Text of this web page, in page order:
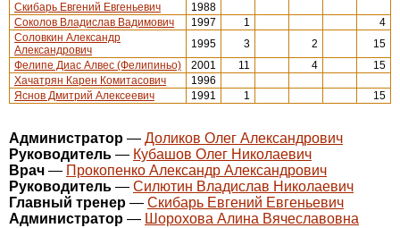
Скибарь Евгений Евгеньевич
1988
Соколов Владислав Вадимович
1997 1
4
Соловкин Александр
Александрович
1995 3 2
15
Фелипе Диас Алвес (Фелипиньо)
2001 11 4
15
Хачатрян Карен Комитасович
1996
Яснов Дмитрий Алексеевич
1991 1 15
Администратор — Доликов Олег Александрович
Руководитель — Кубашов Олег Николаевич
Врач — Прокопенко Александр Александрович
Руководитель — Силютин Владислав Николаевич
Главный тренер — Скибарь Евгений Евгеньевич
Администратор — Шорохова Алина Вячеславовна